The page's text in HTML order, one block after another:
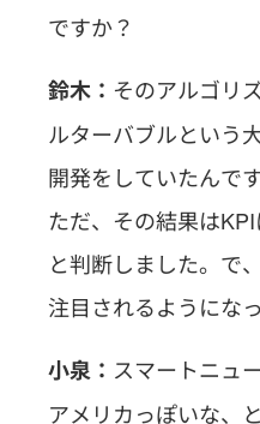
ですか？
鈴木： そのアルゴリ
ルターバブルという
開発をしていたんで
ただ、その結果は
と判断しました。で
注目されるようにな
小泉： スマートニュ
アメリカっぽいな、